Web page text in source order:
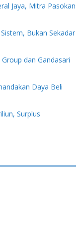
Jaya, Mitra Pasokan
Bukan Sekadar
dan Gandasari
Daya Beli
Surplus